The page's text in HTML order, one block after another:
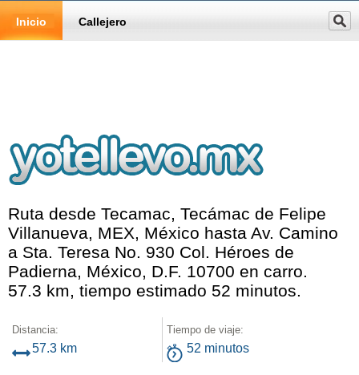
Inicio Callejero
Ruta desde Tecamac, Tecámac de Felipe
Villanueva, MEX, México hasta Av. Camino
a Sta. Teresa No. 930 Col. Héroes de
Padierna, México, D.F. 10700 en carro.
57.3 km, tiempo estimado 52 minutos.
Distancia:
57.3 km
Tiempo de viaje:
52 minutos